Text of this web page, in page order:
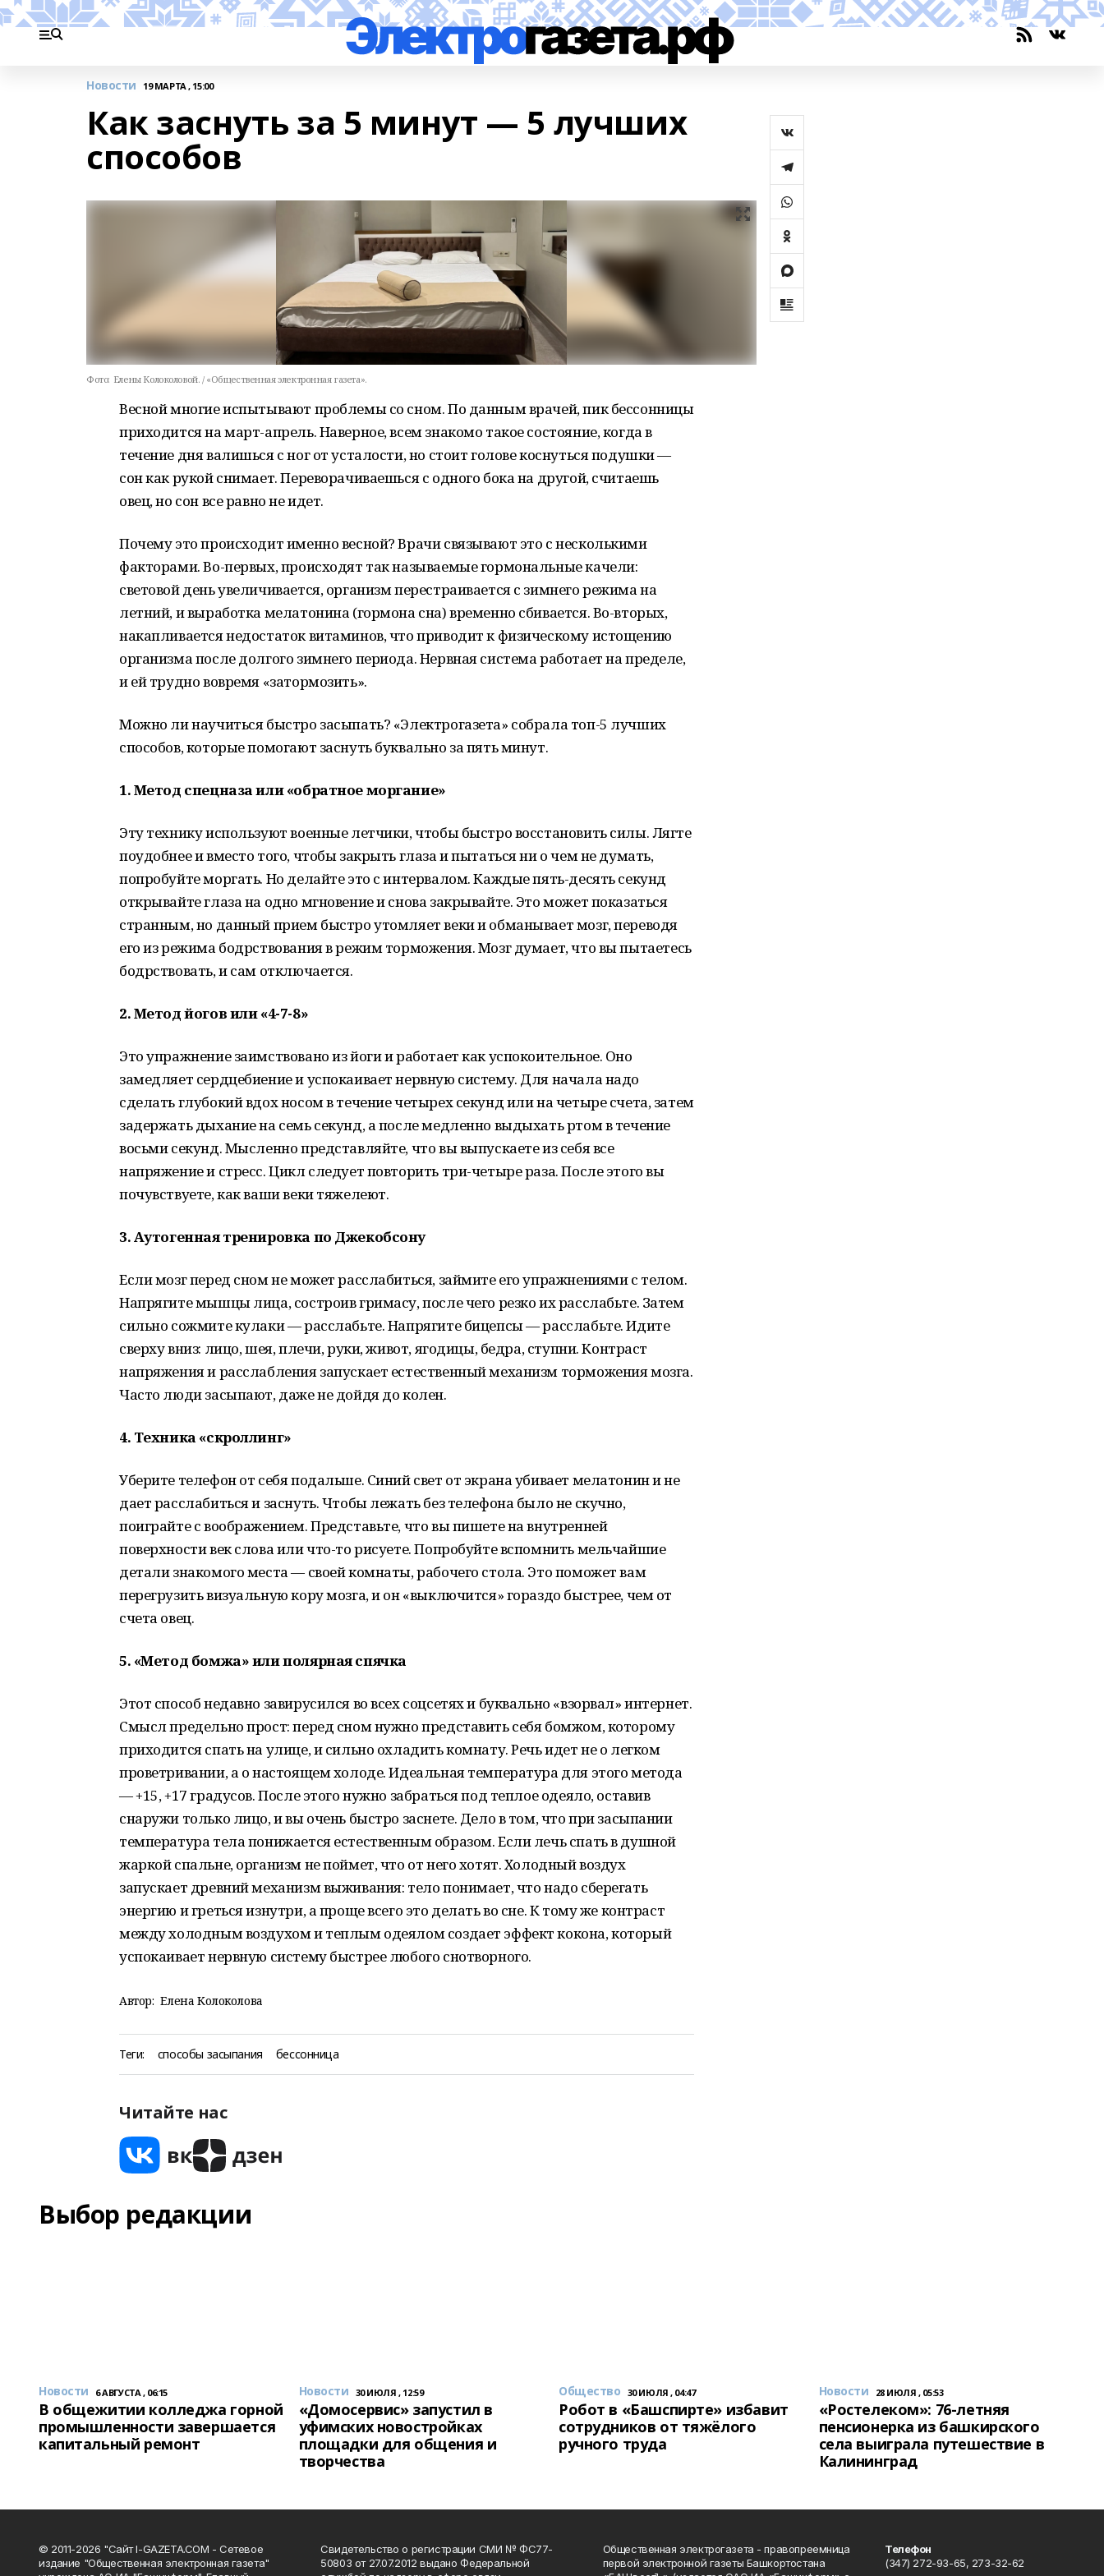
Новости 19 МАРТА , 15:00
Как заснуть за 5 минут — 5 лучших
способов
Фото: Елены Колоколовой. / «Общественная электронная газета».
Весной многие испытывают проблемы со сном. По данным врачей, пик бессонницы
приходится на март-апрель. Наверное, всем знакомо такое состояние, когда в
течение дня валишься с ног от усталости, но стоит голове коснуться подушки —
сон как рукой снимает. Переворачиваешься с одного бока на другой, считаешь
овец, но сон все равно не идет.
Почему это происходит именно весной? Врачи связывают это с несколькими
факторами. Во-первых, происходят так называемые гормональные качели:
световой день увеличивается, организм перестраивается с зимнего режима на
летний, и выработка мелатонина (гормона сна) временно сбивается. Во-вторых,
накапливается недостаток витаминов, что приводит к физическому истощению
организма после долгого зимнего периода. Нервная система работает на пределе,
и ей трудно вовремя «затормозить».
Можно ли научиться быстро засыпать? «Электрогазета» собрала топ-5 лучших
способов, которые помогают заснуть буквально за пять минут.
1. Метод спецназа или «обратное моргание»
Эту технику используют военные летчики, чтобы быстро восстановить силы. Лягте
поудобнее и вместо того, чтобы закрыть глаза и пытаться ни о чем не думать,
попробуйте моргать. Но делайте это с интервалом. Каждые пять-десять секунд
открывайте глаза на одно мгновение и снова закрывайте. Это может показаться
странным, но данный прием быстро утомляет веки и обманывает мозг, переводя
его из режима бодрствования в режим торможения. Мозг думает, что вы пытаетесь
бодрствовать, и сам отключается.
2. Метод йогов или «4-7-8»
Это упражнение заимствовано из йоги и работает как успокоительное. Оно
замедляет сердцебиение и успокаивает нервную систему. Для начала надо
сделать глубокий вдох носом в течение четырех секунд или на четыре счета, затем
задержать дыхание на семь секунд, а после медленно выдыхать ртом в течение
восьми секунд. Мысленно представляйте, что вы выпускаете из себя все
напряжение и стресс. Цикл следует повторить три-четыре раза. После этого вы
почувствуете, как ваши веки тяжелеют.
3. Аутогенная тренировка по Джекобсону
Если мозг перед сном не может расслабиться, займите его упражнениями с телом.
Напрягите мышцы лица, состроив гримасу, после чего резко их расслабьте. Затем
сильно сожмите кулаки — расслабьте. Напрягите бицепсы — расслабьте. Идите
сверху вниз: лицо, шея, плечи, руки, живот, ягодицы, бедра, ступни. Контраст
напряжения и расслабления запускает естественный механизм торможения мозга.
Часто люди засыпают, даже не дойдя до колен.
4. Техника «скроллинг»
Уберите телефон от себя подальше. Синий свет от экрана убивает мелатонин и не
дает расслабиться и заснуть. Чтобы лежать без телефона было не скучно,
поиграйте с воображением. Представьте, что вы пишете на внутренней
поверхности век слова или что-то рисуете. Попробуйте вспомнить мельчайшие
детали знакомого места — своей комнаты, рабочего стола. Это поможет вам
перегрузить визуальную кору мозга, и он «выключится» гораздо быстрее, чем от
счета овец.
5. «Метод бомжа» или полярная спячка
Этот способ недавно завирусился во всех соцсетях и буквально «взорвал» интернет.
Смысл предельно прост: перед сном нужно представить себя бомжом, которому
приходится спать на улице, и сильно охладить комнату. Речь идет не о легком
проветривании, а о настоящем холоде. Идеальная температура для этого метода
— +15, +17 градусов. После этого нужно забраться под теплое одеяло, оставив
снаружи только лицо, и вы очень быстро заснете. Дело в том, что при засыпании
температура тела понижается естественным образом. Если лечь спать в душной
жаркой спальне, организм не поймет, что от него хотят. Холодный воздух
запускает древний механизм выживания: тело понимает, что надо сберегать
энергию и греться изнутри, а проще всего это делать во сне. К тому же контраст
между холодным воздухом и теплым одеялом создает эффект кокона, который
успокаивает нервную систему быстрее любого снотворного.
Автор: Елена Колоколова
Теги: способы засыпания бессонница
Читайте нас
Выбор редакции
Новости 6 АВГУСТА , 06:15
В общежитии колледжа горной
промышленности завершается
капитальный ремонт
Новости 30 ИЮЛЯ , 12:59
«Домосервис» запустил в
уфимских новостройках
площадки для общения и
творчества
Общество 30 ИЮЛЯ , 04:47
Робот в «Башспирте» избавит
сотрудников от тяжёлого
ручного труда
Новости 28 ИЮЛЯ , 05:53
«Ростелеком»: 76-летняя
пенсионерка из башкирского
села выиграла путешествие в
Калининград
© 2011-2026 "Сайт I-GAZETA.COM - Сетевое
издание "Общественная электронная газета"
Свидетельство о регистрации СМИ № ФС77-
50803 от 27.07.2012 выдано Федеральной
Общественная электрогазета - правопреемница
первой электронной газеты Башкортостана
Телефон
(347) 272-93-65, 273-32-62